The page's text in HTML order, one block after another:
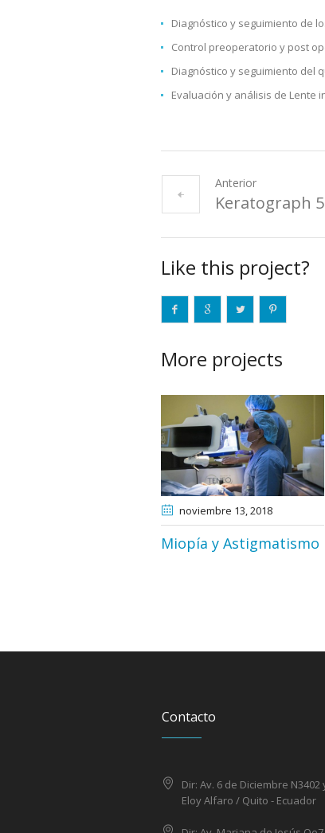
Diagnóstico y seguimiento de
Control preoperatorio y post
Diagnóstico y seguimiento del
Evaluación y análisis de Lente
Anterior
Keratograph
Like this project?
More projects
noviembre 13, 2018
Miopía y Astigmatismo
Contacto
Dir: Av. 6 de Diciembre N3402
Eloy Alfaro / Quito - Ecuador